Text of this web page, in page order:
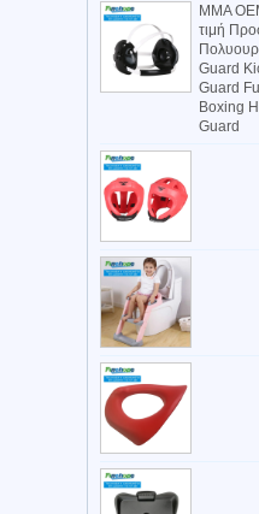
MMA
τιμή
Guard
Guard
Boxing
Guard